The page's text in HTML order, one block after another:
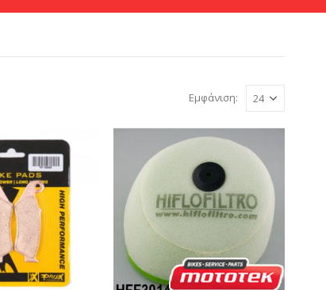
Εμφάνιση: